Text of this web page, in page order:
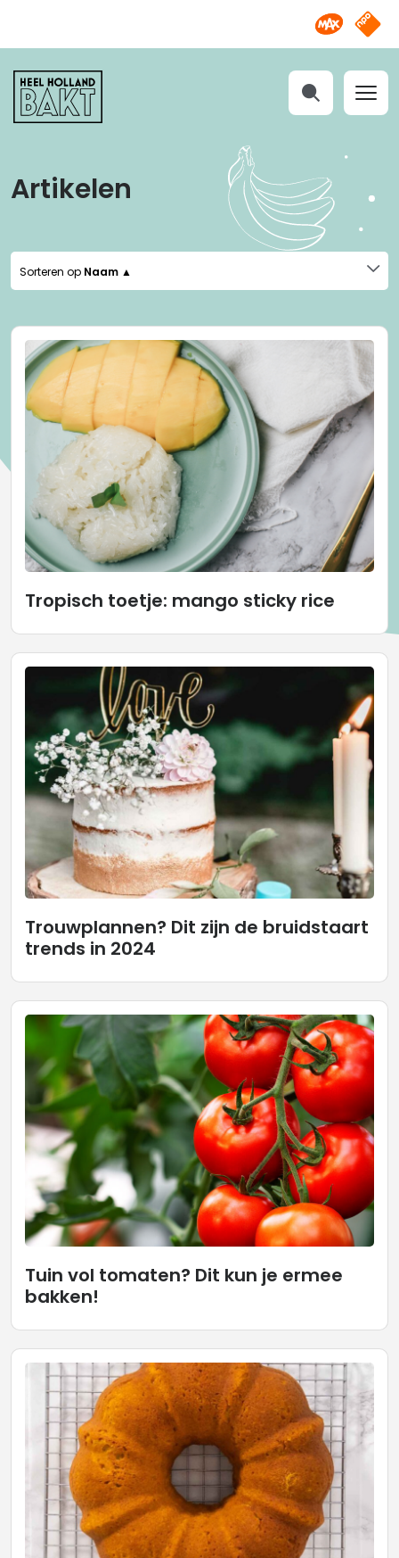
Omroep
NPO
Heel
Holland
Bakt
Artikelen
Sorteren op Naam ▲
Tropisch toetje: mango sticky rice
Trouwplannen? Dit zijn de bruidstaart
trends in 2024
Tuin vol tomaten? Dit kun je ermee
bakken!